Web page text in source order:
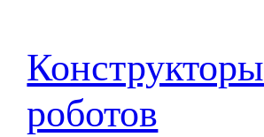
Конструкторы
роботов